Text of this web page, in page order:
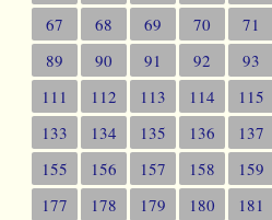
67
68 69 70 71
89
90 91 92 93
111
112 113 114 115
133
134 135 136 137
155
156 157 158 159
177
178 179 180 181